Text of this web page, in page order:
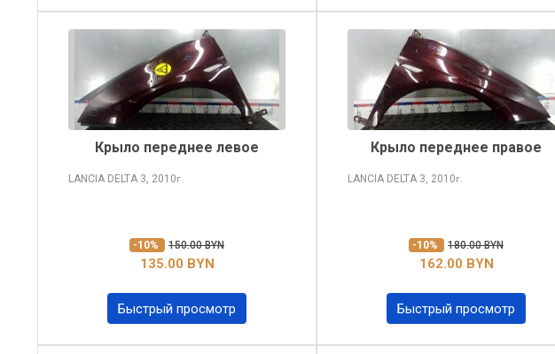
Крыло переднее левое
LANCIA DELTA 3, 2010г.
-10% 150.00 BYN
135.00 BYN
Быстрый просмотр
Крыло переднее правое
LANCIA DELTA 3, 2010г.
-10% 180.00 BYN
162.00 BYN
Быстрый просмотр